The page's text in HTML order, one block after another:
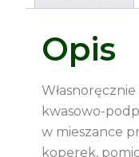
Opis
kwasowo-
w mieszance
koperek,